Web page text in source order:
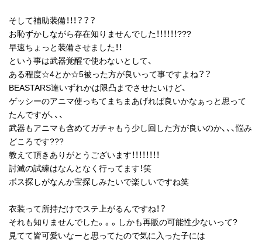
そして補助装備！！！？？？
お恥ずかしながら存在知りませんでした！！！！！！???
早速ちょっと装備させました！！
という事は武器覚醒で使わないとして、
ある程度☆4とか☆5被った方が良いって事ですよね？？
BEASTARS達いずれかは限凸までさせたいけど、
ゲッシーのアニマ使っちてまちまあげれば良いかなぁっと思って
たんですが、、、
武器もアニマも含めてガチャもう少し回した方が良いのか、、、悩み
どころです???
教えて頂きありがとうございます！！！！！！！！
討滅の試練はなんとなく行ってます！笑
ボス探しがなんか宝探しみたいで楽しいですね笑
衣装って所持だけでステ上がるんですね！？
それも知りませんでした。。。しかも再販の可能性少ないって?
見てて皆可愛いなーと思ってたので気に入った子には